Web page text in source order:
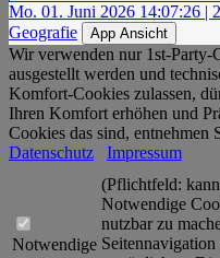
Mo. 01. Juni 2026 14:07:26 |
Geografie
App Ansicht
Wir verwenden nur 1st-Party-
ausgestellt werden und
Komfort-Cookies zulassen,
Ihren Komfort erhöhen und
Cookies das sind, entnehmen
Datenschutz
Impressum
Notwendige
(Pflichtfeld:
Notwendige
nutzbar zu